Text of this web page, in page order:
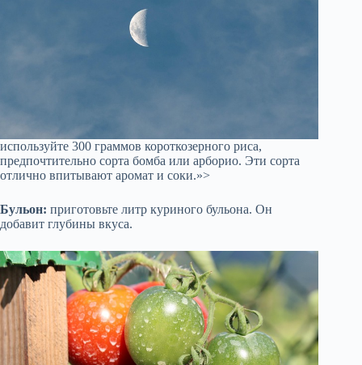
используйте 300 граммов короткозерного риса,
предпочтительно сорта бомба или арборио. Эти сорта
отлично впитывают аромат и соки.»>
Бульон: приготовьте литр куриного бульона. Он
добавит глубины вкуса.